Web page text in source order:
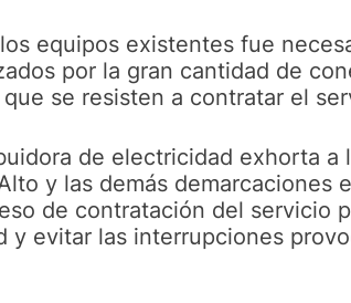
equipos existentes fue
por la gran cantidad de
se resisten a contratar el
de electricidad exhorta
y las demás demarcaciones
de contratación del servicio
y evitar las interrupciones